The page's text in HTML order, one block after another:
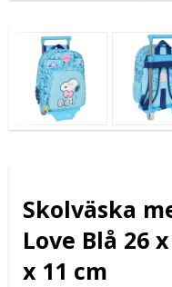
Skolväska
Love Blå 26
x 11 cm